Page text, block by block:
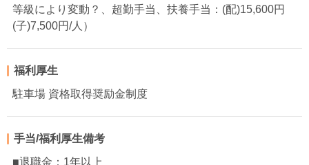
等級により変動？、超勤手当、扶養手当：(配)15,600円
(子)7,500円/人）
福利厚生
駐車場 資格取得奨励金制度
手当/福利厚生備考
■退職金：1年以上